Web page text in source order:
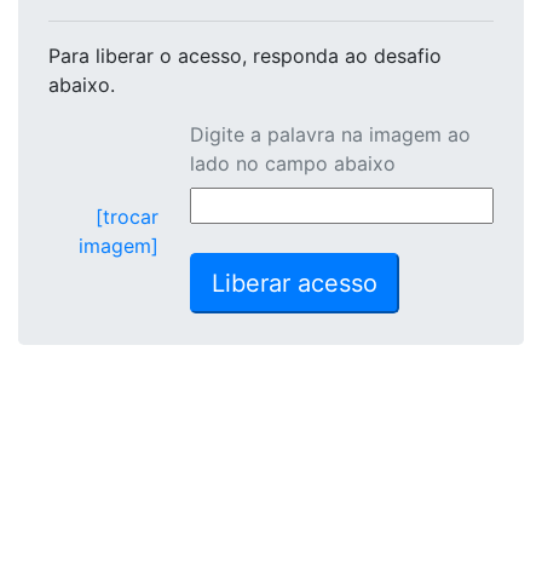
Para liberar o acesso, responda ao desafio
abaixo.
[trocar
imagem]
Digite a palavra na imagem ao
lado no campo abaixo